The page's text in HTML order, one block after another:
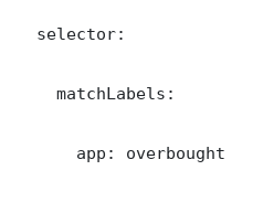
  selector:
    matchLabels:
      app: overbought